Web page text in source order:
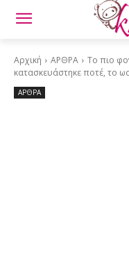
Αρχική ΑΡΘΡΑ
Το πιο
κατασκευάστηκε ποτέ, το
ΑΡΘΡΑ